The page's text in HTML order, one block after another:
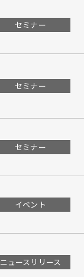
セミナー
セミナー
セミナー
イベント
ニュースリリース